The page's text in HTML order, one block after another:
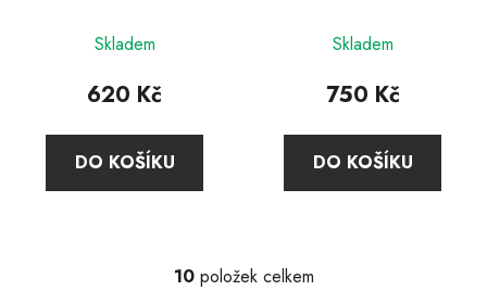
Skladem
620 Kč
DO KOŠÍKU
Skladem
750 Kč
DO KOŠÍKU
O
10položek celkem